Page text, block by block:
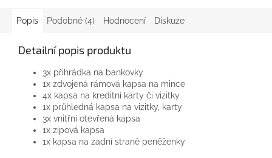
Popis Podobné (4) Hodnocení Diskuze
Detailní popis produktu
3x přihrádka na bankovky
1x zdvojená rámová kapsa na mince
4x kapsa na kreditní karty či vizitky
1x průhledná kapsa na vizitky, karty
3x vnitřní otevřená kapsa
1x zipová kapsa
1x kapsa na zadní straně peněženky